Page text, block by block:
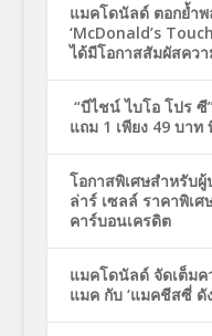
แมคโดนัลด์ ตอกย้ำ
‘McDonald’s
ได้มีโอกาสสัมผัสคว
“บีไชน์ ไบโอ โปร
แถม 1 เพียง 49 บาท
โอกาสพิเศษสำหรับ
ล่าร์ เซลล์ ราคาพิเ
คาร์บอนเครดิต
แมคโดนัลด์ จัดเต็ม
แมค กับ ‘แมคชีสซี่ ดั